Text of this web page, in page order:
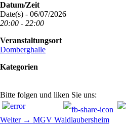
Datum/Zeit
Date(s) - 06/07/2026
20:00 - 22:00
Veranstaltungsort
Domberghalle
Kategorien
Bitte folgen und liken Sie uns:
Beitragsnavigation
Weiter → Nächster
MGV Waldlaubersheim